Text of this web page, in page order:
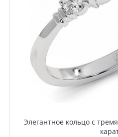
Элегантное кольцо с